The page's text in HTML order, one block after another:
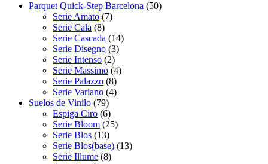
Parquet Quick-Step Barcelona (50)
Serie Amato (7)
Serie Cala (8)
Serie Cascada (14)
Serie Disegno (3)
Serie Intenso (2)
Serie Massimo (4)
Serie Palazzo (8)
Serie Variano (4)
Suelos de Vinilo (79)
Espiga Ciro (6)
Serie Bloom (25)
Serie Blos (13)
Serie Blos(base) (13)
Serie Illume (8)